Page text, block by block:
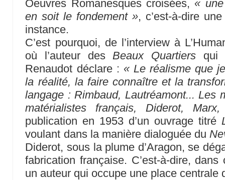
Oeuvres Romanesques croisées, «
en soit le fondement », c’est-à-dire
instance.
C’est pourquoi, de l’interview à
où l’auteur des Beaux Quartiers qui
Renaudot déclare : « Le réalisme que
la réalité, la faire connaître et la
langage : Rimbaud, Lautréamont... Les
matérialistes français, Diderot,
publication en 1953 d’un ouvrage titré
voulant dans la manière dialoguée du
Diderot, sous la plume d’Aragon, se
fabrication française. C’est-à-dire,
un auteur qui occupe une place centrale